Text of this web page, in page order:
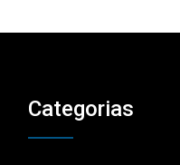
Categorias